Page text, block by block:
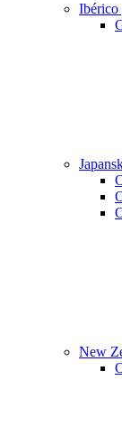
Ibérico
New